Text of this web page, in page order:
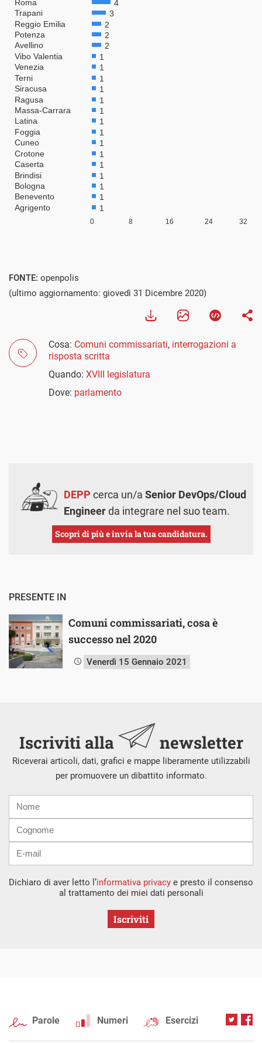
FONTE: openpolis
(ultimo aggiornamento: giovedì 31 Dicembre 2020)
Cosa: Comuni commissariati, interrogazioni a
risposta scritta
Quando: XVIII legislatura
Dove: parlamento
DEPP cerca un/a Senior DevOps/Cloud
Engineerda integrare nel suo team.
Scopri di più e invia la tua candidatura.
PRESENTE IN
Comuni commissariati, cosa è
successo nel 2020
Venerdì 15 Gennaio 2021
Iscriviti alla newsletter
Riceverai articoli, dati, grafici e mappe liberamente utilizzabili
per promuovere un dibattito informato.
mail
Dichiaro di aver letto l’informativa privacy e presto il consenso
al trattamento dei miei dati personali
Iscriviti
Parole Numeri Esercizi